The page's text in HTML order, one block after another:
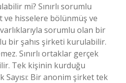
mi? Sınırlı sorumlu
ve hisselere bölünmüş ve
sorumlu olan bir
bir şahıs şirketi kurulabilir.
Sınırlı ortaklar gerçek
Tek kişinin kurduğu
Sayısı: Bir anonim şirket tek